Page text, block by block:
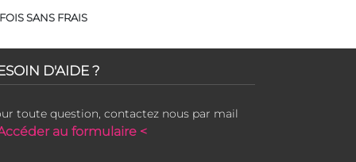
SANS FRAIS
D'AIDE ?
toute question, contactez nous par mail
au formulaire <